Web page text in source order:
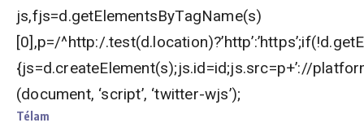
js,fjs=d.getElementsByTagName(s)
[0],p=/^http:/
{js=d.createElement(s);js.id=id;js.src=p+’://
(document, ‘script’, ‘twitter-wjs’);
Télam